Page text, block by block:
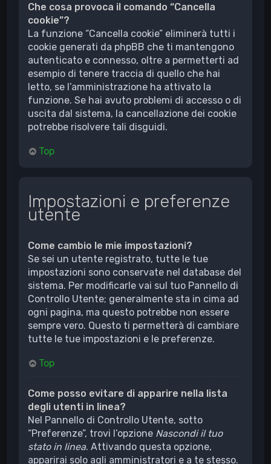
Che cosa provoca il comando “Cancella
cookie”?
La funzione “Cancella cookie” eliminerà tutti i
cookie generati da phpBB che ti mantengono
autenticato e connesso, oltre a permetterti ad
esempio di tenere traccia di quello che hai
letto, se l’amministrazione ha attivato la
funzione. Se hai avuto problemi di accesso o di
uscita dal sistema, la cancellazione dei cookie
potrebbe risolvere tali disguidi.
Top
Impostazioni e preferenze
utente
Come cambio le mie impostazioni?
Se sei un utente registrato, tutte le tue
impostazioni sono conservate nel database del
sistema. Per modificarle vai sul tuo Pannello di
Controllo Utente; generalmente sta in cima ad
ogni pagina, ma questo potrebbe non essere
sempre vero. Questo ti permetterà di cambiare
tutte le tue impostazioni e le preferenze.
Top
Come posso evitare di apparire nella lista
degli utenti in linea?
Nel Pannello di Controllo Utente, sotto
“Preferenze”, trovi l’opzione Nascondi il tuo
stato in linea. Attivando questa opzione,
apparirai solo agli amministratori e a te stesso.